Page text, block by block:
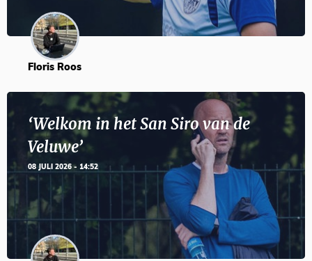
Floris Roos
‘Welkom in het San Siro van de
Veluwe’
08 JULI 2026 - 14:52